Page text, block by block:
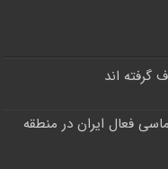
گرفته اند
فعال ایران در منطقه